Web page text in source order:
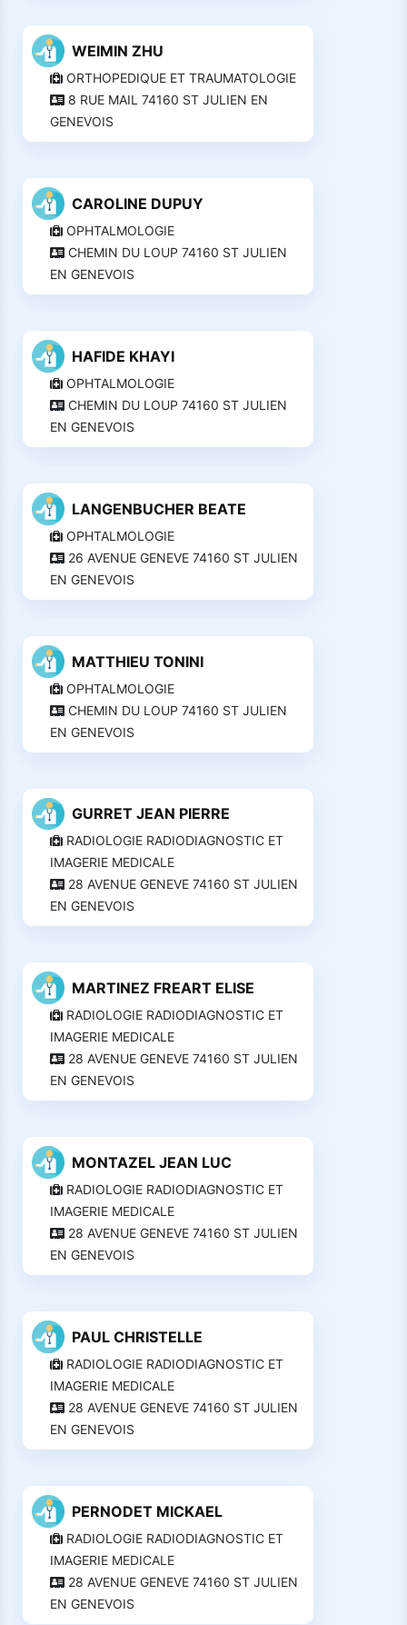
WEIMIN ZHU
ORTHOPEDIQUE ET TRAUMATOLOGIE
8 RUE MAIL 74160 ST JULIEN EN
GENEVOIS
CAROLINE DUPUY
OPHTALMOLOGIE
CHEMIN DU LOUP 74160 ST JULIEN
EN GENEVOIS
HAFIDE KHAYI
OPHTALMOLOGIE
CHEMIN DU LOUP 74160 ST JULIEN
EN GENEVOIS
LANGENBUCHER BEATE
OPHTALMOLOGIE
26 AVENUE GENEVE 74160 ST JULIEN
EN GENEVOIS
MATTHIEU TONINI
OPHTALMOLOGIE
CHEMIN DU LOUP 74160 ST JULIEN
EN GENEVOIS
GURRET JEAN PIERRE
RADIOLOGIE RADIODIAGNOSTIC ET
IMAGERIE MEDICALE
28 AVENUE GENEVE 74160 ST JULIEN
EN GENEVOIS
MARTINEZ FREART ELISE
RADIOLOGIE RADIODIAGNOSTIC ET
IMAGERIE MEDICALE
28 AVENUE GENEVE 74160 ST JULIEN
EN GENEVOIS
MONTAZEL JEAN LUC
RADIOLOGIE RADIODIAGNOSTIC ET
IMAGERIE MEDICALE
28 AVENUE GENEVE 74160 ST JULIEN
EN GENEVOIS
PAUL CHRISTELLE
RADIOLOGIE RADIODIAGNOSTIC ET
IMAGERIE MEDICALE
28 AVENUE GENEVE 74160 ST JULIEN
EN GENEVOIS
PERNODET MICKAEL
RADIOLOGIE RADIODIAGNOSTIC ET
IMAGERIE MEDICALE
28 AVENUE GENEVE 74160 ST JULIEN
EN GENEVOIS